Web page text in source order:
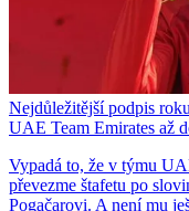
Nejdůležitější podpis
UAE Team Emirates až
Vypadá to, že v týmu
převezme štafetu po
Pogačarovi. A není mu